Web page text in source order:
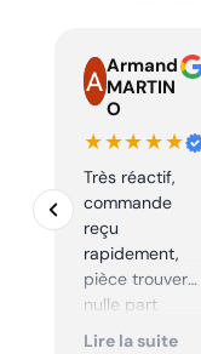
Armand
MARTIN
O
★★★★★
Très réactif,
commande
reçu
rapidement,
pièce trouver
nulle part
ailleurs et
Lire la suite